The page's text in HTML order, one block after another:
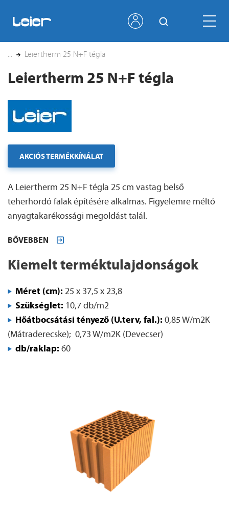
... Leiertherm 25 N+F tégla
Leiertherm 25 N+F tégla
AKCIÓS TERMÉKKÍNÁLAT
A Leiertherm 25 N+F tégla 25 cm vastag belső
teherhordó falak építésére alkalmas. Figyelemre méltó
anyagtakarékossági megoldást talál.
BŐVEBBEN
Kiemelt terméktulajdonságok
Méret (cm): 25 x 37,5 x 23,8
Szükséglet: 10,7 db/m2
Hőátbocsátási tényező (U.terv, fal.): 0,85 W/m2K
(Mátraderecske); 0,73 W/m2K (Devecser)
db/raklap: 60